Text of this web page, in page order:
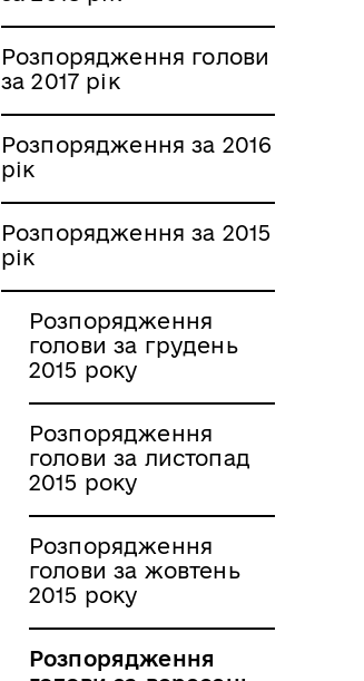
Розпорядження голови
за 2017 рік
Розпорядження за 2016
рік
Розпорядження за 2015
рік
Розпорядження
голови за грудень
2015 року
Розпорядження
голови за листопад
2015 року
Розпорядження
голови за жовтень
2015 року
Розпорядження